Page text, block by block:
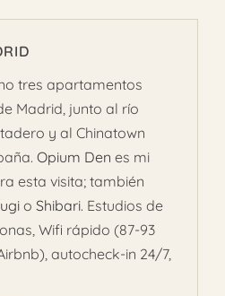
tres apartamentos
Madrid, junto al río
y al Chinatown
Opium Den es mi
esta visita; también
o Shibari. Estudios de
Wifi rápido (87-93
autocheck-in 24/7,